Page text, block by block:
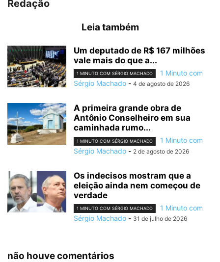
Redação
Leia também
Um deputado de R$ 167 milhões
vale mais do que a...
1 MINUTO COM SÉRGIO MACHADO
1 Minuto com
Sérgio Machado - 4 de agosto de 2026
A primeira grande obra de
Antônio Conselheiro em sua
caminhada rumo...
1 MINUTO COM SÉRGIO MACHADO
1 Minuto com
Sérgio Machado - 2 de agosto de 2026
Os indecisos mostram que a
eleição ainda nem começou de
verdade
1 MINUTO COM SÉRGIO MACHADO
1 Minuto com
Sérgio Machado - 31 de julho de 2026
não houve comentários